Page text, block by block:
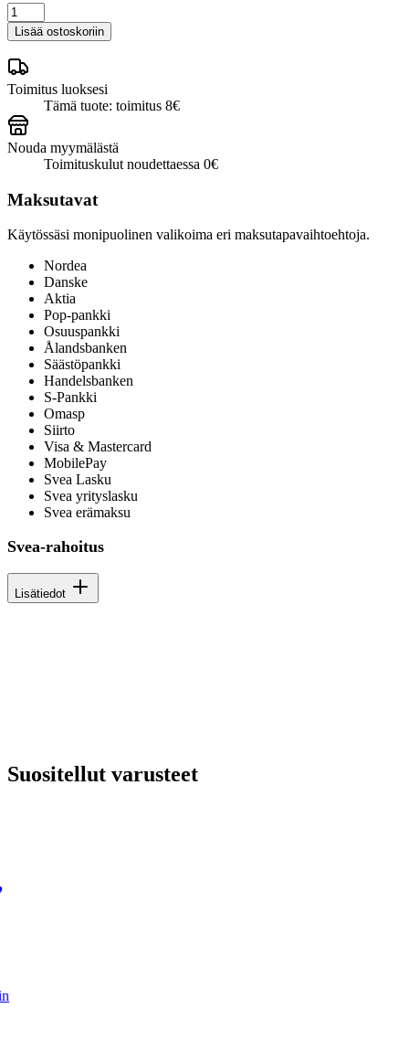
Sram
Level
jarrupala
määrä
Lisää ostoskoriin
Toimitus luoksesi
Tämä tuote: toimitus 8€
Nouda myymälästä
Toimituskulut noudettaessa 0€
Maksutavat
Käytössäsi monipuolinen valikoima eri maksutapavaihtoehtoja.
Nordea
Danske
Aktia
Pop-pankki
Osuuspankki
Ålandsbanken
Säästöpankki
Handelsbanken
S-Pankki
Omasp
Siirto
Visa & Mastercard
MobilePay
Svea Lasku
Svea yrityslasku
Svea erämaksu
Svea-rahoitus
Lisätiedot
Suositellut varusteet